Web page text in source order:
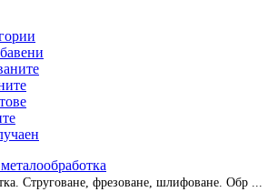
Струговане, фрезоване, шлифоване. Обр ...